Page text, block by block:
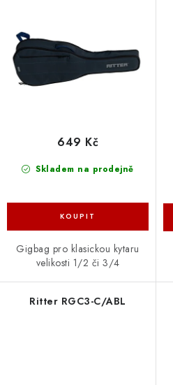
Skladem na prodejně
649 Kč
Gigbag pro klasickou kytaru
velikosti 1/2 či 3/4
Ritter RGC3-C/ABL